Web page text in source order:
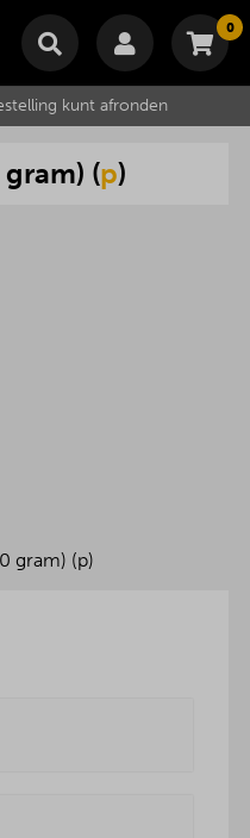
0
leeg.
Subtotaal €
Bestellen
kunt afronden
gram) (p)
gram) (p)